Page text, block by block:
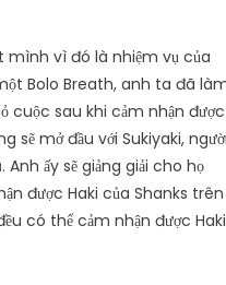
mình vì đó là nhiệm vụ của
Bolo Breath, anh ta đã
cuộc sau khi cảm nhận được
sẽ mở đầu với Sukiyaki, người
ấy sẽ giảng giải cho họ
được Haki của Shanks trên
có thể cảm nhận được Haki